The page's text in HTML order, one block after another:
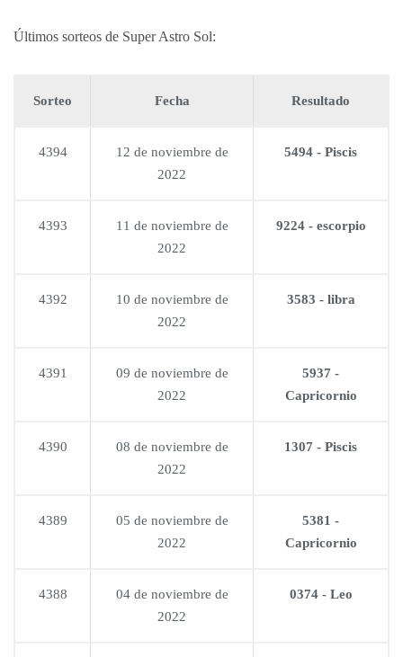
Últimos sorteos de Super Astro Sol:
Sorteo Fecha Resultado
4394
12 de noviembre de
2022
5494 - Piscis
4393
11 de noviembre de
2022
9224 - escorpio
4392
10 de noviembre de
2022
3583 - libra
4391
09 de noviembre de
2022
5937 -
Capricornio
4390
08 de noviembre de
2022
1307 - Piscis
4389
05 de noviembre de
2022
5381 -
Capricornio
4388
04 de noviembre de
2022
0374 - Leo